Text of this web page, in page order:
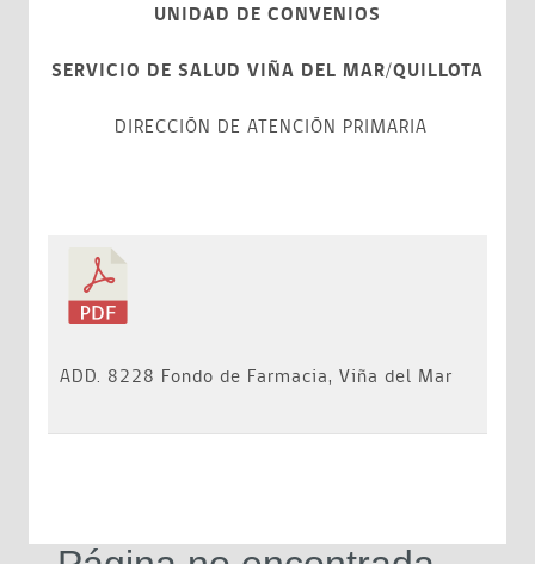
UNIDAD DE CONVENIOS
SERVICIO DE SALUD VIÑA DEL MAR/QUILLOTA
DIRECCIÓN DE ATENCIÓN PRIMARIA
ADD. 8228 Fondo de Farmacia, Viña del Mar